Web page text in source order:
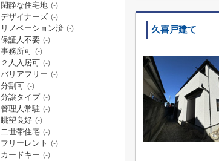
久喜戸建て
閑静な住宅地 (-)
デザイナーズ (-)
リノベーション済 (-)
保証人不要 (-)
事務所可 (-)
２人入居可 (-)
バリアフリー (-)
分割可 (-)
分譲タイプ (-)
管理人常駐 (-)
眺望良好 (-)
二世帯住宅 (-)
フリーレント (-)
カードキー (-)